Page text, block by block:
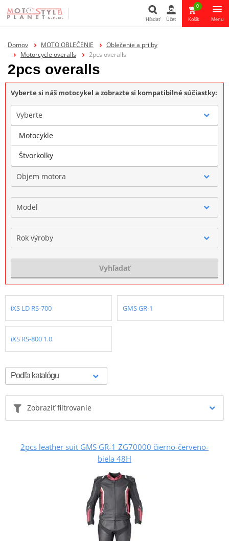
Hľadať Účet
0
Košík Menu
Domov MOTO OBLEČENIE
Oblečenie a prilby
Motorcycle overalls
2pcs overalls
2pcs overalls
Vyberte si náš motocykel a zobrazte si kompatibilné súčiastky:
Vyberte
Značka
Objem motora
Model
Rok výroby
Vyhľadať
iXS LD RS-700 GMS GR-1
iXS RS-800 1.0
Zobraziť filtrovanie
2pcs leather suit GMS GR-1 ZG70000 čierno-červeno-
biela 48H
Motocykle
Štvorkolky